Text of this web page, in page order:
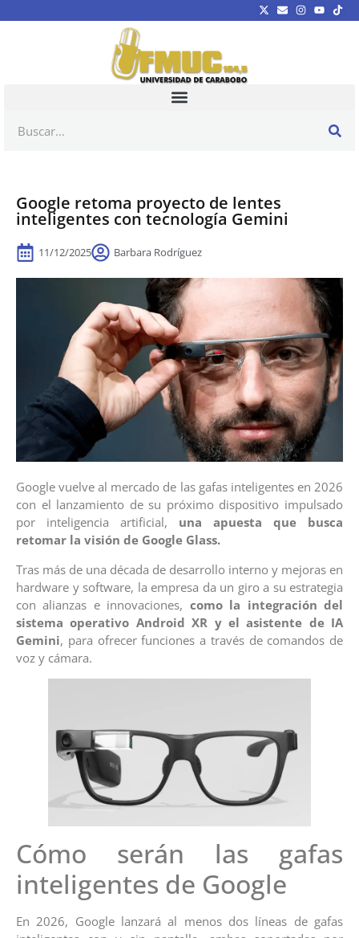
Google retoma proyecto de lentes
inteligentes con tecnología Gemini
11/12/2025 Barbara Rodríguez
Google vuelve al mercado de las gafas inteligentes en 2026
con el lanzamiento de su próximo dispositivo impulsado
por inteligencia artificial, una apuesta que busca
retomar la visión de Google Glass.
Tras más de una década de desarrollo interno y mejoras en
hardware y software, la empresa da un giro a su estrategia
con alianzas e innovaciones, como la integración del
sistema operativo Android XR y el asistente de IA
Gemini, para ofrecer funciones a través de comandos de
voz y cámara.
Cómo serán las gafas
inteligentes de Google
En 2026, Google lanzará al menos dos líneas de gafas